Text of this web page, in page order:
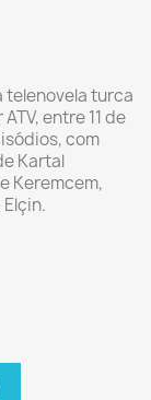
telenovela turca
entre 11 de
com
Kartal
Keremcem,